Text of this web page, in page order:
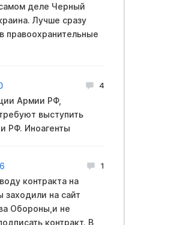
деле Черный
Лучше сразу
правooхранительные
4
Армии РФ,
выступить
РФ. Иноагенты
1
контракта на
заходили на сайт
Oбopoны,и не
кoнтракт. В